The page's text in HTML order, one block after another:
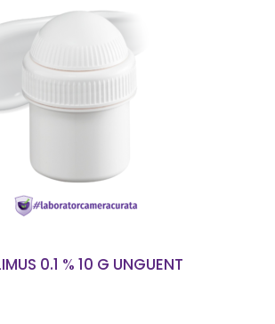
CITEȘTE MAI MULT
0.1 % 10 G UNGUENT